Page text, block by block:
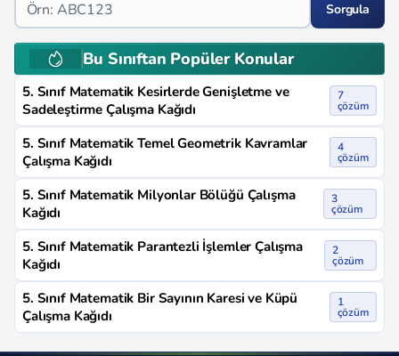
Sorgula
Bu Sınıftan Popüler Konular
5. Sınıf Matematik Kesirlerde Genişletme ve
Sadeleştirme Çalışma Kağıdı
7
çözüm
5. Sınıf Matematik Temel Geometrik Kavramlar
Çalışma Kağıdı
4
çözüm
5. Sınıf Matematik Milyonlar Bölüğü Çalışma
Kağıdı
3
çözüm
5. Sınıf Matematik Parantezli İşlemler Çalışma
Kağıdı
2
çözüm
5. Sınıf Matematik Bir Sayının Karesi ve Küpü
Çalışma Kağıdı
1
çözüm